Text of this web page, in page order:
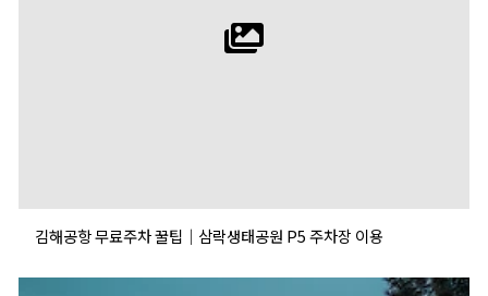
김해공항 무료주차 꿀팁｜삼락생태공원 P5 주차장 이용